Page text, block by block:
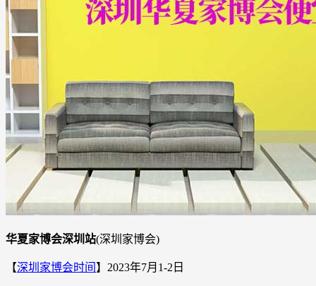
华夏家博会深圳站(深圳家博会)
【深圳家博会时间 】2023年7月1-2日